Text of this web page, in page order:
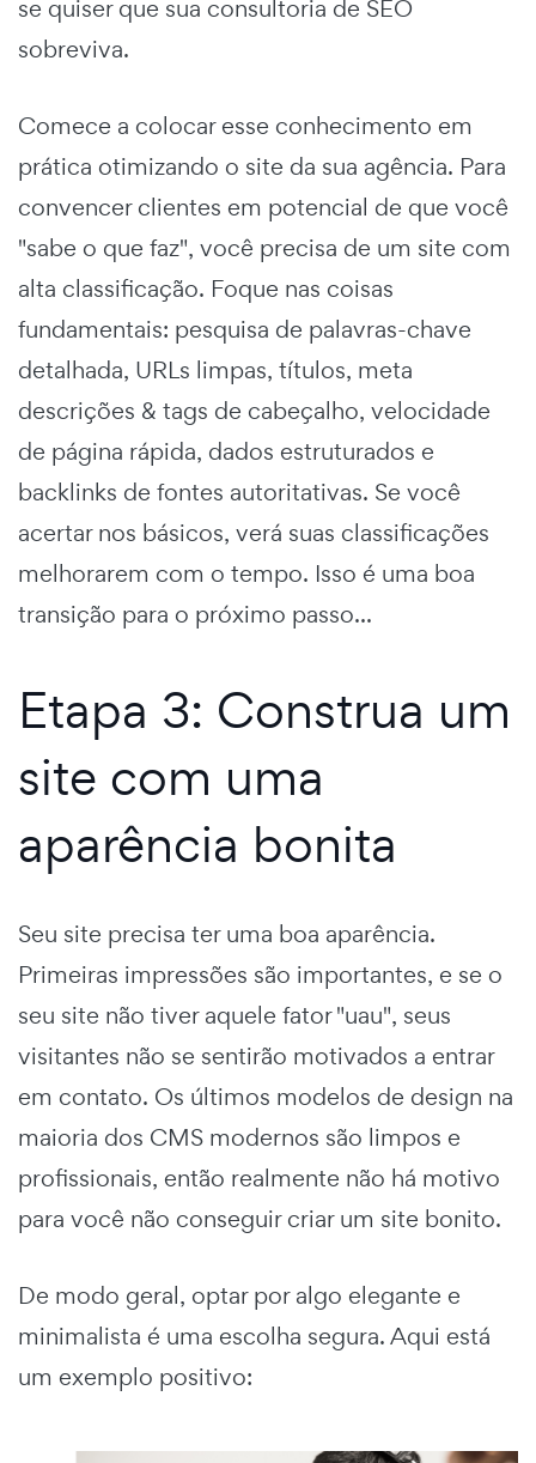
se quiser que sua consultoria de SEO
sobreviva.
Comece a colocar esse conhecimento em
prática otimizando o site da sua agência. Para
convencer clientes em potencial de que você
"sabe o que faz", você precisa de um site com
alta classificação. Foque nas coisas
fundamentais: pesquisa de palavras-chave
detalhada, URLs limpas, títulos, meta
descrições & tags de cabeçalho, velocidade
de página rápida, dados estruturados e
backlinks de fontes autoritativas. Se você
acertar nos básicos, verá suas classificações
melhorarem com o tempo. Isso é uma boa
transição para o próximo passo...
Etapa 3: Construa um
site com uma
aparência bonita
Seu site precisa ter uma boa aparência.
Primeiras impressões são importantes, e se o
seu site não tiver aquele fator "uau", seus
visitantes não se sentirão motivados a entrar
em contato. Os últimos modelos de design na
maioria dos CMS modernos são limpos e
profissionais, então realmente não há motivo
para você não conseguir criar um site bonito.
De modo geral, optar por algo elegante e
minimalista é uma escolha segura. Aqui está
um exemplo positivo: